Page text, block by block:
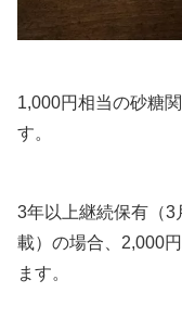
1,000円相当の砂糖
す。
3年以上継続保有（3
載）の場合、2,000
ます。